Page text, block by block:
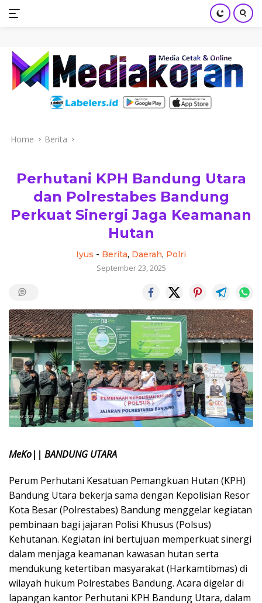
Skip
content
Home Berita
Perhutani KPH Bandung Utara
dan Polrestabes Bandung
Perkuat Sinergi Jaga Keamanan
Hutan
Iyus - Berita, Daerah, Polri
September 23, 2025
MeKo|| BANDUNG UTARA
Perum Perhutani Kesatuan Pemangkuan Hutan (KPH)
Bandung Utara bekerja sama dengan Kepolisian Resor
Kota Besar (Polrestabes) Bandung menggelar kegiatan
pembinaan bagi jajaran Polisi Khusus (Polsus)
Kehutanan. Kegiatan ini bertujuan memperkuat sinergi
dalam menjaga keamanan kawasan hutan serta
mendukung ketertiban masyarakat (Harkamtibmas) di
wilayah hukum Polrestabes Bandung. Acara digelar di
lapangan kantor Perhutani KPH Bandung Utara, dalam